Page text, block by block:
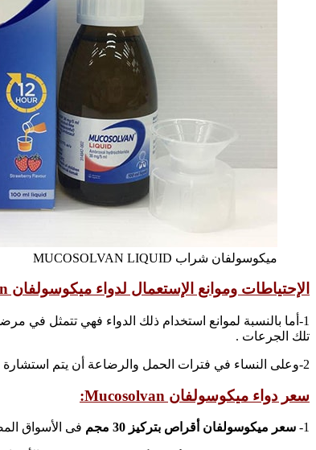
ميكوسولفان شراب MUCOSOLVAN LIQUID
الإحتياطات وموانع الإستعمال لدواء ميكوسولفان Mucosolvan:
1-أما بالنسبة لموانع استخدام ذلك الدواء فهي تتمثل في
تلك الجرعات .
2-وعلى النساء في فترات الحمل والرضاعة أن يتم استشارة الطبيب قبل تناول ذلك الدواء حتى لا يسبب أي آثار جانبية على الجنين اثناء الحمل أو يصل للطفل من خلال الرضاعة الطبيعية .
سعر دواء ميكوسولفان Mucosolvan:
1- سعر ميكوسولفان أقراص بتركيز 30 مجم فى الأسواق المصرية 14